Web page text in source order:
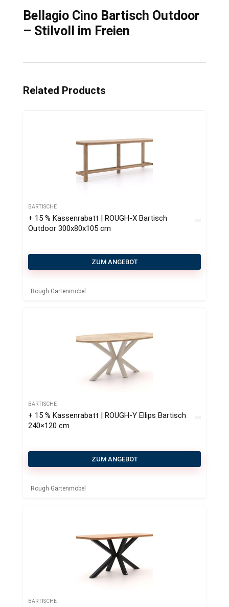
Bellagio Cino Bartisch Outdoor
– Stilvoll im Freien
Related Products
BARTISCHE
+ 15 % Kassenrabatt | ROUGH-X Bartisch
Outdoor 300x80x105 cm
ZUM ANGEBOT
Rough Gartenmöbel
BARTISCHE
+ 15 % Kassenrabatt | ROUGH-Y Ellips Bartisch
240×120 cm
ZUM ANGEBOT
Rough Gartenmöbel
BARTISCHE